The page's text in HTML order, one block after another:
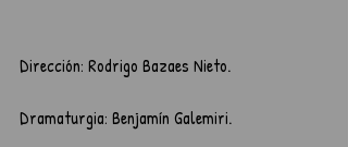
Dirección: Rodrigo Bazaes Nieto.
Dramaturgia: Benjamín Galemiri.